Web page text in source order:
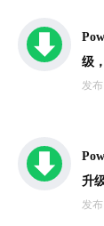
级
发
升
发